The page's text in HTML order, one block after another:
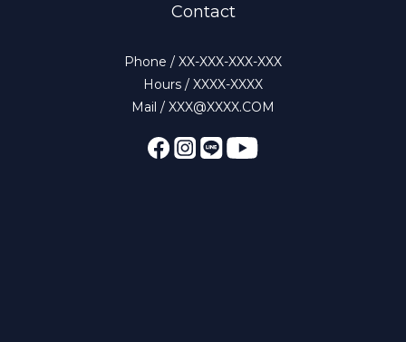
Contact
Phone / XX-XXX-XXX-XXX
Hours / XXXX-XXXX
Mail / XXX@XXXX.COM